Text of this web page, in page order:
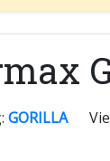
GORILLA